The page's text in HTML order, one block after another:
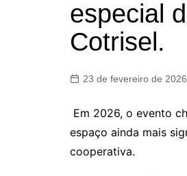
especial
Cotrisel.
23 de fevereiro de 2026
Em 2026, o evento
espaço ainda mais
cooperativa.